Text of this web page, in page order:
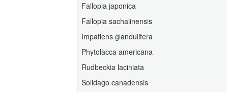
Fallopia japonica
Fallopia sachalinensis
Impatiens glandulifera
Phytolacca americana
Rudbeckia laciniata
Solidago canadensis